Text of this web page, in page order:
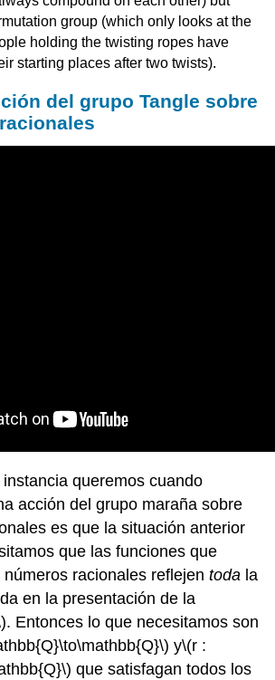
group (which only looks at the
holding the twisting ropes have
starting places after two twists).
del grupo Tangle sobre
queremos cuando
acción del grupo maraña sobre
es que la situación anterior
que las funciones que
números racionales reflejentoda la
en la presentación de la
. Entonces lo que necesitamos son
y\(r :
que satisfagan todos los